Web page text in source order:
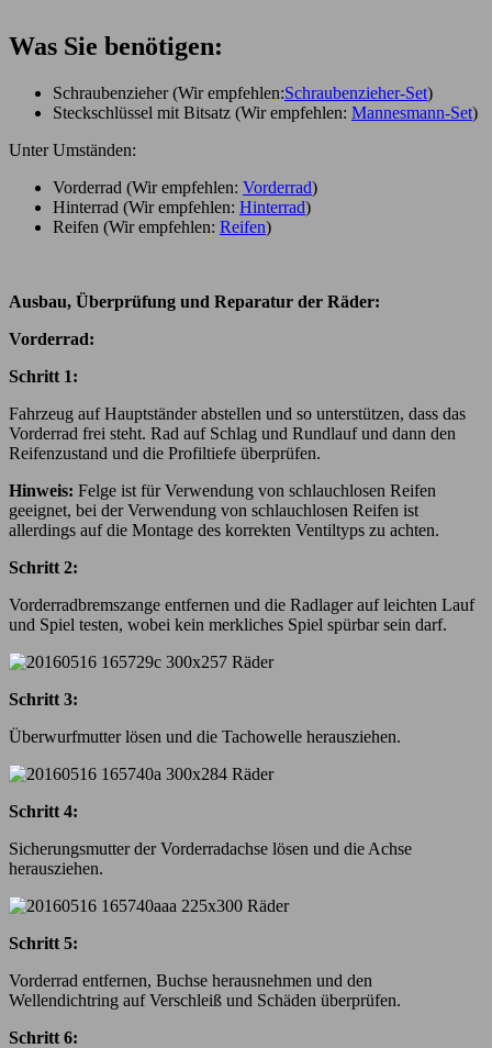
Was Sie benötigen:
Schraubenzieher (Wir empfehlen:Schraubenzieher-Set)
Steckschlüssel mit Bitsatz (Wir empfehlen: Mannesmann-Set)
Unter Umständen:
Vorderrad (Wir empfehlen: Vorderrad)
Hinterrad (Wir empfehlen: Hinterrad)
Reifen (Wir empfehlen: Reifen)
Ausbau, Überprüfung und Reparatur der Räder:
Vorderrad:
Schritt 1:
Fahrzeug auf Hauptständer abstellen und so unterstützen, dass das
Vorderrad frei steht. Rad auf Schlag und Rundlauf und dann den
Reifenzustand und die Profiltiefe überprüfen.
Hinweis: Felge ist für Verwendung von schlauchlosen Reifen
geeignet, bei der Verwendung von schlauchlosen Reifen ist
allerdings auf die Montage des korrekten Ventiltyps zu achten.
Schritt 2:
Vorderradbremszange entfernen und die Radlager auf leichten Lauf
und Spiel testen, wobei kein merkliches Spiel spürbar sein darf.
Schritt 3:
Überwurfmutter lösen und die Tachowelle herausziehen.
Schritt 4:
Sicherungsmutter der Vorderradachse lösen und die Achse
herausziehen.
Schritt 5:
Vorderrad entfernen, Buchse herausnehmen und den
Wellendichtring auf Verschleiß und Schäden überprüfen.
Schritt 6: